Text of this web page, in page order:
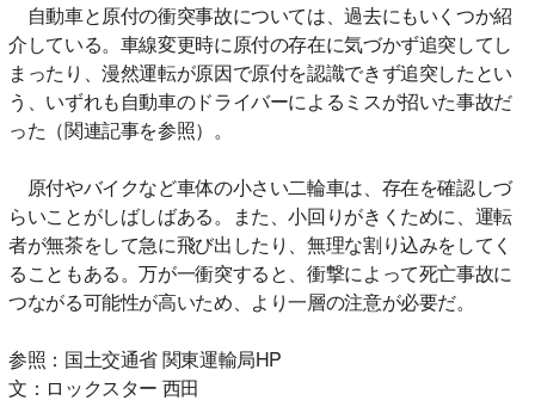
自動車と原付の衝突事故については、過去にもいくつか紹
介している。車線変更時に原付の存在に気づかず追突してし
まったり、漫然運転が原因で原付を認識できず追突したとい
う、いずれも自動車のドライバーによるミスが招いた事故だ
った（関連記事を参照）。
原付やバイクなど車体の小さい二輪車は、存在を確認しづ
らいことがしばしばある。また、小回りがきくために、運転
者が無茶をして急に飛び出したり、無理な割り込みをしてく
ることもある。万が一衝突すると、衝撃によって死亡事故に
つながる可能性が高いため、より一層の注意が必要だ。
参照：国土交通省 関東運輸局HP
文：ロックスター 西田